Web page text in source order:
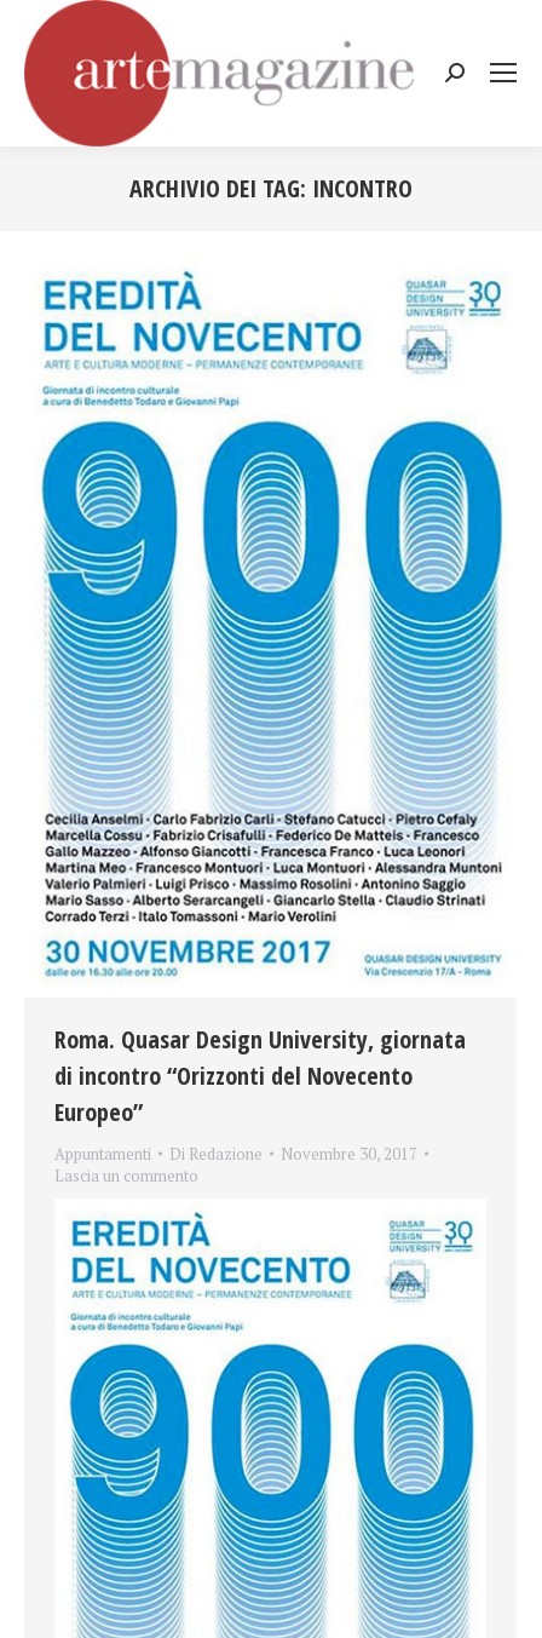
Cerca:
ARCHIVIO DEI TAG: INCONTRO
Roma. Quasar Design University, giornata
di incontro “Orizzonti del Novecento
Europeo”
Appuntamenti Di Redazione
Novembre 30, 2017
Lascia un commento